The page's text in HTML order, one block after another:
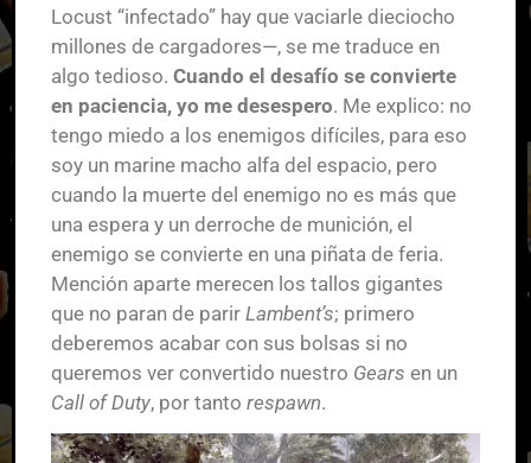
Locust “infectado” hay que vaciarle dieciocho
millones de cargadores—, se me traduce en
algo tedioso. Cuando el desafío se convierte
en paciencia, yo me desespero. Me explico: no
tengo miedo a los enemigos difíciles, para eso
soy un marine macho alfa del espacio, pero
cuando la muerte del enemigo no es más que
una espera y un derroche de munición, el
enemigo se convierte en una piñata de feria.
Mención aparte merecen los tallos gigantes
que no paran de parir Lambent’s; primero
deberemos acabar con sus bolsas si no
queremos ver convertido nuestro Gears en un
Call of Duty, por tanto respawn.